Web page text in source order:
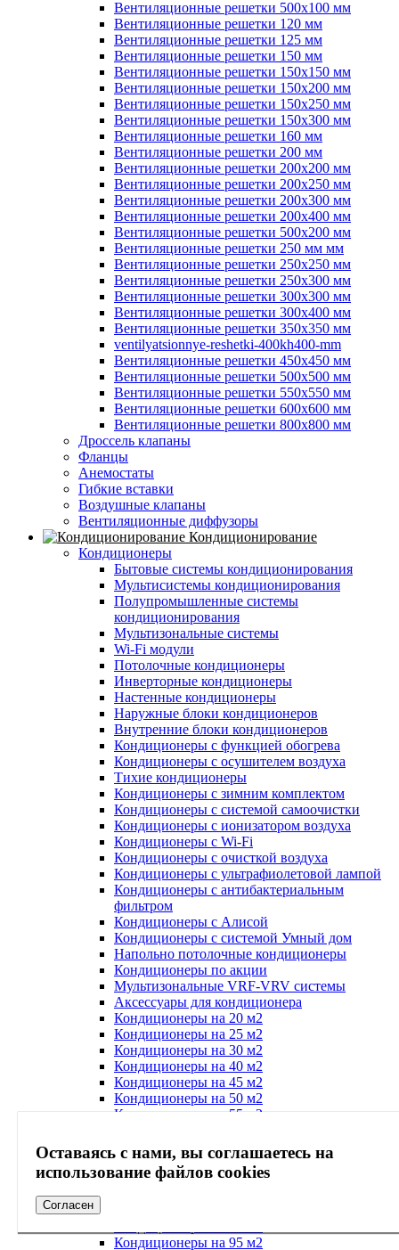
Оставаясь с нами, вы соглашаетесь на
использование файлов cookies
Согласен
Вентиляционные решетки 500х100 мм
Вентиляционные решетки 120 мм
Вентиляционные решетки 125 мм
Вентиляционные решетки 150 мм
Вентиляционные решетки 150х150 мм
Вентиляционные решетки 150х200 мм
Вентиляционные решетки 150х250 мм
Вентиляционные решетки 150х300 мм
Вентиляционные решетки 160 мм
Вентиляционные решетки 200 мм
Вентиляционные решетки 200х200 мм
Вентиляционные решетки 200х250 мм
Вентиляционные решетки 200х300 мм
Вентиляционные решетки 200х400 мм
Вентиляционные решетки 500х200 мм
Вентиляционные решетки 250 мм мм
Вентиляционные решетки 250х250 мм
Вентиляционные решетки 250х300 мм
Вентиляционные решетки 300х300 мм
Вентиляционные решетки 300х400 мм
Вентиляционные решетки 350х350 мм
ventilyatsionnye-reshetki-400kh400-mm
Вентиляционные решетки 450х450 мм
Вентиляционные решетки 500х500 мм
Вентиляционные решетки 550х550 мм
Вентиляционные решетки 600х600 мм
Вентиляционные решетки 800х800 мм
Дроссель клапаны
Фланцы
Анемостаты
Гибкие вставки
Воздушные клапаны
Вентиляционные диффузоры
Кондиционирование
Кондиционеры
Бытовые системы кондиционирования
Мультисистемы кондиционирования
Полупромышленные системы
кондиционирования
Мультизональные системы
Wi-Fi модули
Потолочные кондиционеры
Инверторные кондиционеры
Настенные кондиционеры
Наружные блоки кондиционеров
Внутренние блоки кондиционеров
Кондиционеры с функцией обогрева
Кондиционеры с осушителем воздуха
Тихие кондиционеры
Кондиционеры с зимним комплектом
Кондиционеры с системой самоочистки
Кондиционеры с ионизатором воздуха
Кондиционеры с Wi-Fi
Кондиционеры с очисткой воздуха
Кондиционеры с ультрафиолетовой лампой
Кондиционеры с антибактериальным
фильтром
Кондиционеры с Алисой
Кондиционеры с системой Умный дом
Напольно потолочные кондиционеры
Кондиционеры по акции
Мультизональные VRF-VRV системы
Аксессуары для кондиционера
Кондиционеры на 20 м2
Кондиционеры на 25 м2
Кондиционеры на 30 м2
Кондиционеры на 40 м2
Кондиционеры на 45 м2
Кондиционеры на 50 м2
Кондиционеры на 55 м2
Кондиционеры на 70 м2
Кондиционеры на 75 м2
Кондиционеры на 95 м2